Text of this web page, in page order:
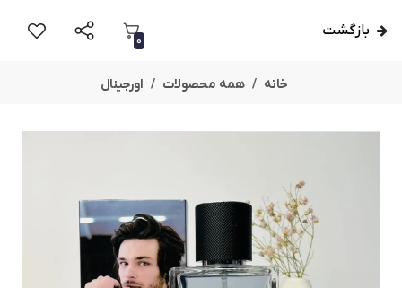
بازگشت
0
خانه همه محصولات اورجینال